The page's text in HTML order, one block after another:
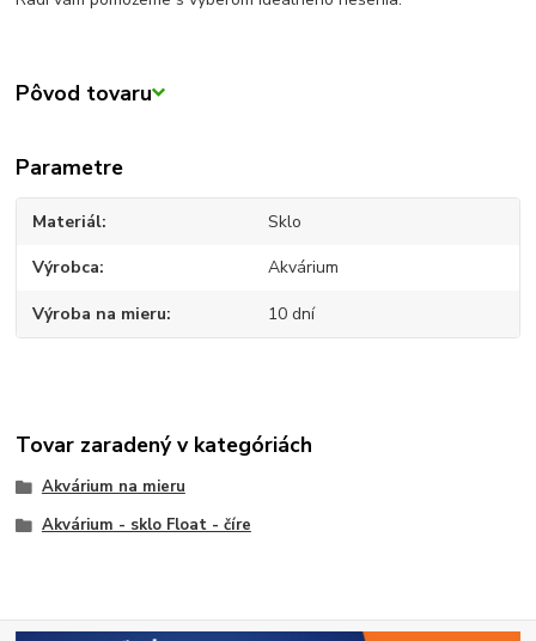
Pôvod tovaru
Parametre
Materiál Sklo
Výrobca Akvárium
Výroba na mieru 10 dní
Tovar zaradený v kategóriách
Akvárium na mieru
Akvárium - sklo Float - číre